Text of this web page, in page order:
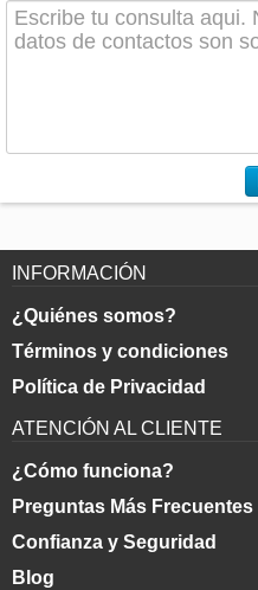
INFORMACIÓN
¿Quiénes somos?
Términos y condiciones
Política de Privacidad
ATENCIÓN AL CLIENTE
¿Cómo funciona?
Preguntas Más Frecuentes
Confianza y Seguridad
Blog